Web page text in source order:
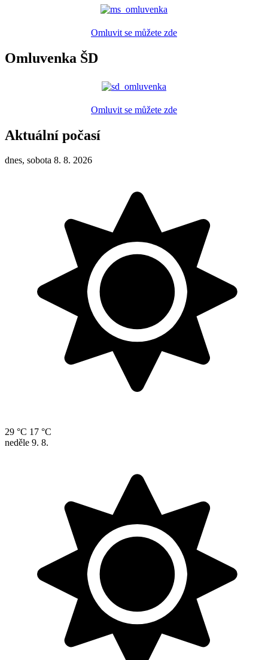
Omluvit se můžete zde
Omluvenka ŠD
Omluvit se můžete zde
Aktuální počasí
dnes, sobota 8. 8. 2026
29 °C 17 °C
neděle 9. 8.